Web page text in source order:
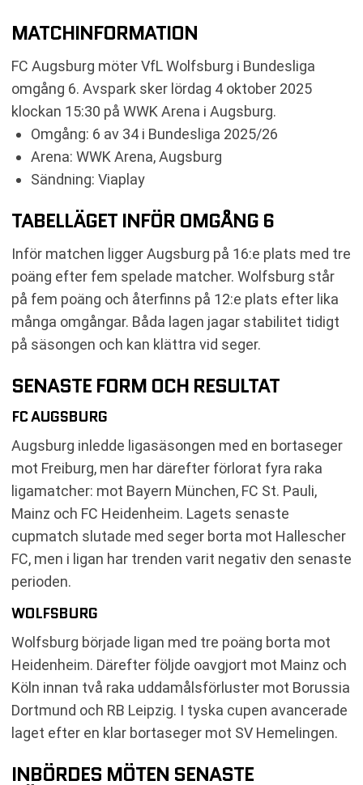
TABELL
RELATERADE NYHETER
MATCHINFORMATION
FC Augsburg möter VfL Wolfsburg i Bundesliga
omgång 6. Avspark sker lördag 4 oktober 2025
klockan 15:30 på WWK Arena i Augsburg.
Omgång: 6 av 34 i Bundesliga 2025/26
Arena: WWK Arena, Augsburg
Sändning: Viaplay
TABELLÄGET INFÖR OMGÅNG 6
Inför matchen ligger Augsburg på 16:e plats med tre
poäng efter fem spelade matcher. Wolfsburg står
på fem poäng och återfinns på 12:e plats efter lika
många omgångar. Båda lagen jagar stabilitet tidigt
på säsongen och kan klättra vid seger.
SENASTE FORM OCH RESULTAT
FC AUGSBURG
Augsburg inledde ligasäsongen med en bortaseger
mot Freiburg, men har därefter förlorat fyra raka
ligamatcher: mot Bayern München, FC St. Pauli,
Mainz och FC Heidenheim. Lagets senaste
cupmatch slutade med seger borta mot Hallescher
FC, men i ligan har trenden varit negativ den senaste
perioden.
WOLFSBURG
Wolfsburg började ligan med tre poäng borta mot
Heidenheim. Därefter följde oavgjort mot Mainz och
Köln innan två raka uddamålsförluster mot Borussia
Dortmund och RB Leipzig. I tyska cupen avancerade
laget efter en klar bortaseger mot SV Hemelingen.
INBÖRDES MÖTEN SENASTE